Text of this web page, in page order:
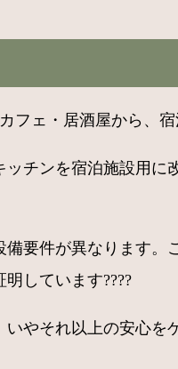
ェ・居酒屋から、
チンを宿泊施設用
要件が異なります
しています????
やそれ以上の安心を